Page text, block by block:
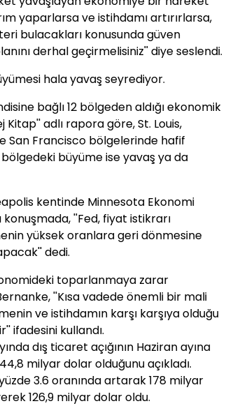
yaparlarsa ve istihdamı artırırlarsa,
bulacakları konusunda güven
derhal geçirmelisiniz'' diye seslendi.
hala yavaş seyrediyor.
bağlı 12 bölgeden aldığı ekonomik
Kitap'' adlı rapora göre, St. Louis,
San Francisco bölgelerinde hafif
büyüme ise yavaş ya da
kentinde Minnesota Ekonomi
''Fed, fiyat istikrarı
yüksek oranlara geri dönmesine
dedi.
toparlanmaya zarar
''Kısa vadede önemli bir mali
ve istihdamın karşı karşıya olduğu
ifadesini kullandı.
dış ticaret açığının Haziran ayına
milyar dolar olduğunu açıkladı.
3.6 oranında artarak 178 milyar
126,9 milyar dolar oldu.